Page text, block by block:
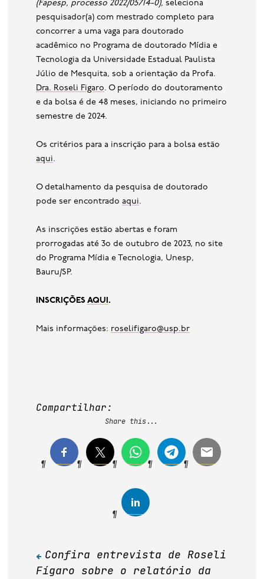
(Fapesp, processo 2022/05714-0),seleciona
pesquisador(a) com mestrado completo para
concorrer a uma vaga para doutorado
acadêmico no Programa de doutorado Mídia e
Tecnologia da Universidade Estadual Paulista
Júlio de Mesquita, sob a orientação da Profa.
Dra. Roseli Figaro. O período do doutoramento
e da bolsa é de 48 meses, iniciando no primeiro
semestre de 2024.
Os critérios para a inscrição para a bolsa estão
aqui.
O detalhamento da pesquisa de doutorado
pode ser encontradoaqui.
As inscrições estão abertas e foram
prorrogadas até 3o de outubro de 2023, no site
do Programa Mídia e Tecnologia, Unesp,
Bauru/SP.
INSCRIÇÕESAQUI.
Mais informações: roselifigaro@usp.br
Compartilhar:
Share this...
Navegação
Confira entrevista de Roseli
Fígaro sobre o relatório da